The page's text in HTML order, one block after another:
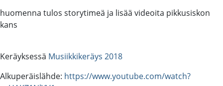
huomenna tulos storytimeä ja lisää videoita pikkusiskon
kans
Keräyksessä Musiikkikeräys 2018
Alkuperäislähde: https://www.youtube.com/watch?